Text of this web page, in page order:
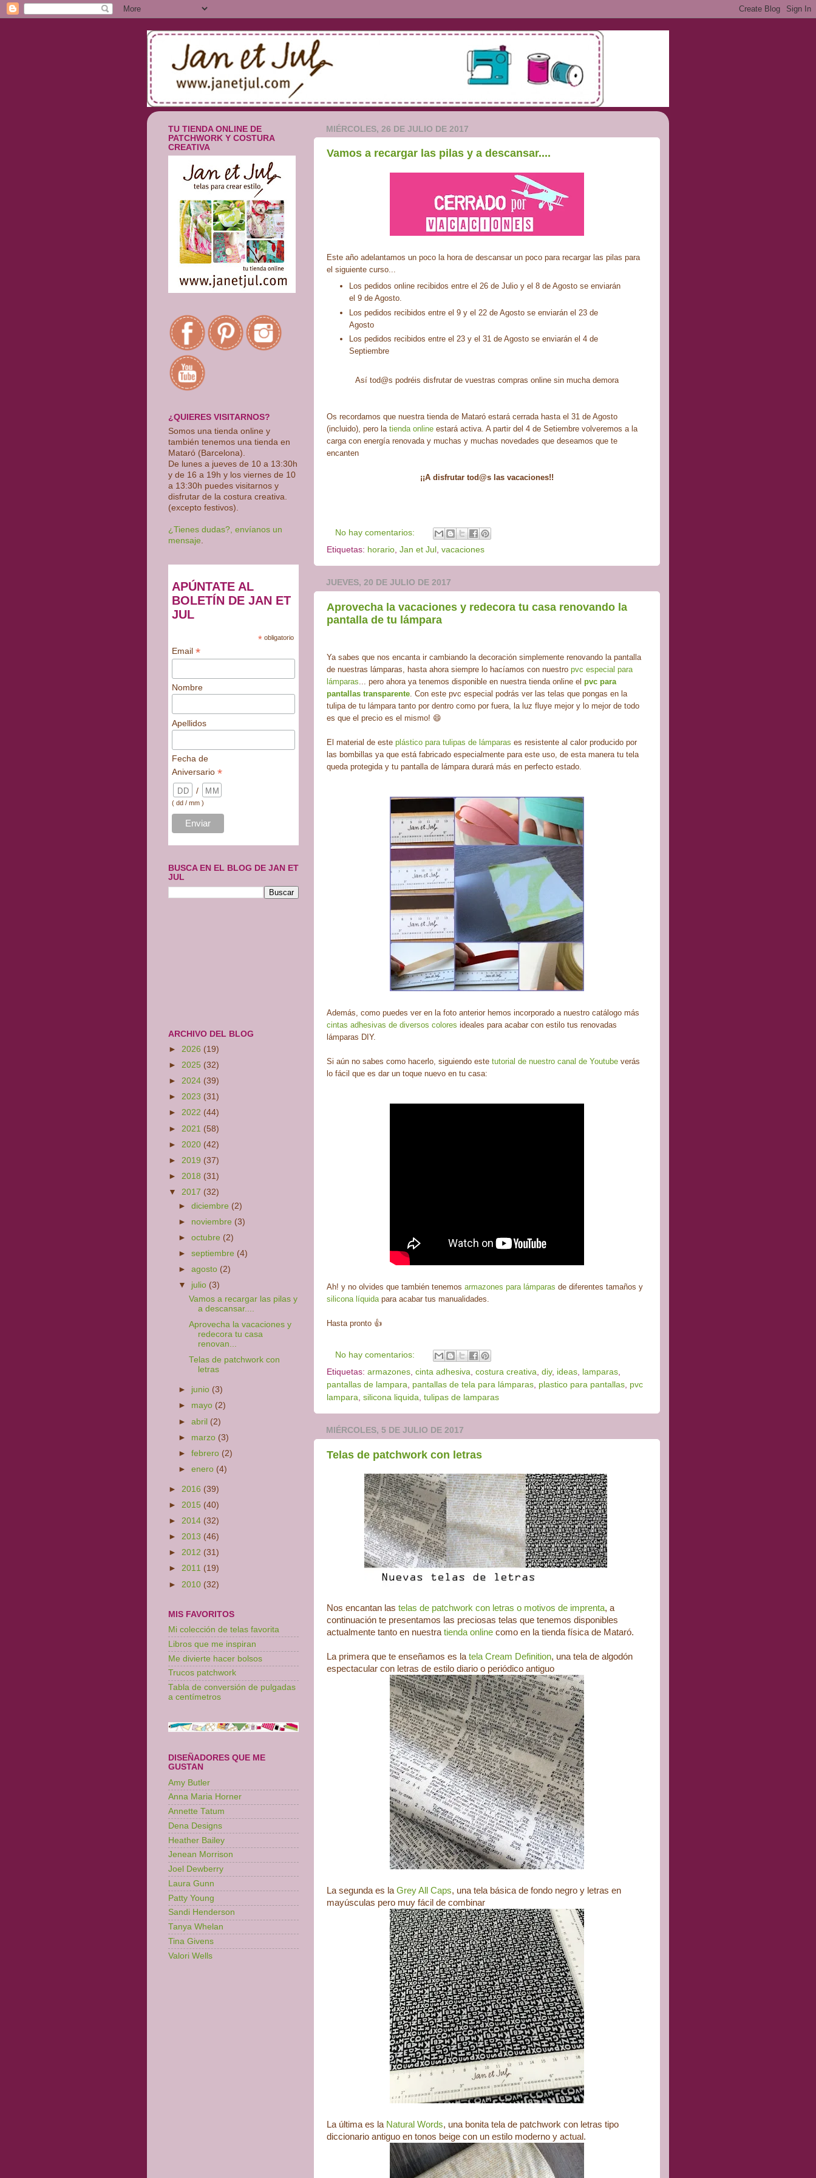
MIÉRCOLES, 26 DE JULIO DE 2017
Vamos a recargar las pilas y a descansar....
Este año adelantamos un poco la hora de descansar un poco para recargar las pilas para
el siguiente curso...
Los pedidos online recibidos entre el 26 de Julio y el 8 de Agosto se enviarán
el 9 de Agosto.
Los pedidos recibidos entre el 9 y el 22 de Agosto se enviarán el 23 de
Agosto
Los pedidos recibidos entre el 23 y el 31 de Agosto se enviarán el 4 de
Septiembre
Así tod@s podréis disfrutar de vuestras compras online sin mucha demora
Os recordamos que nuestra tienda de Mataró estará cerrada hasta el 31 de Agosto
(incluido), pero la tienda online estará activa. A partir del 4 de Setiembre volveremos a la
carga con energía renovada y muchas y muchas novedades que deseamos que te
encanten
¡¡A disfrutar tod@s las vacaciones!!
No hay comentarios:
Etiquetas: horario, Jan et Jul , vacaciones
JUEVES, 20 DE JULIO DE 2017
Aprovecha la vacaciones y redecora tu casa renovando la
pantalla de tu lámpara
Ya sabes que nos encanta ir cambiando la decoración simplemente renovando la pantalla
de nuestras lámparas, hasta ahora siempre lo hacíamos con nuestro pvc especial para
lámparas... pero ahora ya tenemos disponible en nuestra tienda online el pvc para
pantallas transparente. Con este pvc especial podrás ver las telas que pongas en la
tulipa de tu lámpara tanto por dentro como por fuera, la luz fluye mejor y lo mejor de todo
es que el precio es el mismo! 😄
El material de este plástico para tulipas de lámparas es resistente al calor producido por
las bombillas ya que está fabricado especialmente para este uso, de esta manera tu tela
queda protegida y tu pantalla de lámpara durará más en perfecto estado.
Además, como puedes ver en la foto anterior hemos incorporado a nuestro catálogo más
cintas adhesivas de diversos colores ideales para acabar con estilo tus renovadas
lámparas DIY.
Si aún no sabes como hacerlo, siguiendo este tutorial de nuestro canal de Youtube verás
lo fácil que es dar un toque nuevo en tu casa:
Ah! y no olvides que también tenemos armazones para lámparas de diferentes tamaños y
silicona líquidapara acabar tus manualidades.
Hasta pronto 👍
No hay comentarios:
Etiquetas: armazones cinta adhesiva costura creativa diy, ideas lamparas
pantallas de lampara
pantallas de tela para lámparas plastico para pantallas pvc
lampara silicona liquida tulipas de lamparas
MIÉRCOLES, 5 DE JULIO DE 2017
Telas de patchwork con letras
Nos encantan las telas de patchwork con letras o motivos de imprenta, a
continuación te presentamos las preciosas telas que tenemos disponibles
actualmente tanto en nuestra tienda online como en la tienda física de Mataró.
La primera que te enseñamos es la tela Cream Definition, una tela de algodón
espectacular con letras de estilo diario o periódico antiguo
La segunda es la Grey All Caps, una tela básica de fondo negro y letras en
mayúsculas pero muy fácil de combinar
La última es la Natural Words, una bonita tela de patchwork con letras tipo
diccionario antiguo en tonos beige con un estilo moderno y actual.
TU TIENDA ONLINE DE
PATCHWORK Y COSTURA
CREATIVA
¿QUIERES VISITARNOS?
Somos una tienda online y
también tenemos una tienda en
Mataró (Barcelona).
De lunes a jueves de 10 a 13:30h
y de 16 a 19h y los viernes de 10
a 13:30h puedes visitarnos y
disfrutar de la costura creativa.
(excepto festivos).
¿Tienes dudas?, envíanos un
mensaje.
APÚNTATE AL
BOLETÍN DE JAN ET
JUL
*obligatorio
Email*
Nombre
Apellidos
Fecha de
Aniversario*
/
( dd / mm )
BUSCA EN EL BLOG DE JAN ET
JUL
ARCHIVO DEL BLOG
► 2026 (19)
► 2025 (32)
► 2024 (39)
► 2023 (31)
► 2022 (44)
► 2021 (58)
► 2020 (42)
► 2019 (37)
► 2018 (31)
▼ 2017 (32)
►diciembre (2)
► noviembre (3)
►octubre (2)
►septiembre (4)
►agosto (2)
▼ julio (3)
Vamos a recargar las pilas y
a descansar....
Aprovecha la vacaciones y
redecora tu casa
renovan...
Telas de patchwork con
letras
► junio (3)
► mayo (2)
►abril (2)
► marzo (3)
►febrero (2)
►enero (4)
► 2016 (39)
► 2015 (40)
► 2014 (32)
► 2013 (46)
► 2012 (31)
► 2011 (19)
► 2010 (32)
MIS FAVORITOS
Mi colección de telas favorita
Libros que me inspiran
Me divierte hacer bolsos
Trucos patchwork
Tabla de conversión de pulgadas
a centímetros
DISEÑADORES QUE ME
GUSTAN
Amy Butler
Anna Maria Horner
Annette Tatum
Dena Designs
Heather Bailey
Jenean Morrison
Joel Dewberry
Laura Gunn
Patty Young
Sandi Henderson
Tanya Whelan
Tina Givens
Valori Wells